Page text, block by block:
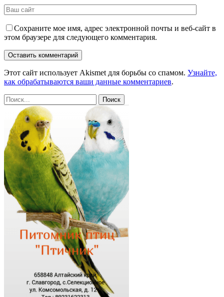
Сохраните мое имя, адрес электронной почты и веб-сайт в
этом браузере для следующего комментария.
Этот сайт использует Akismet для борьбы со спамом. Узнайте,
как обрабатываются ваши данные комментариев.